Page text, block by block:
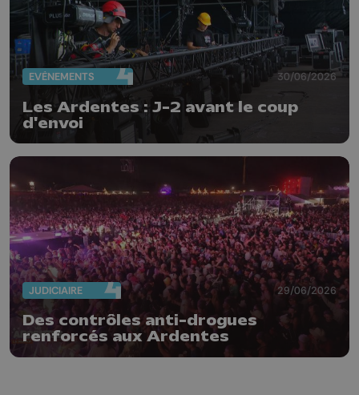
EVÈNEMENTS 30/06/2026
Les Ardentes : J-2 avant le coup
d'envoi
JUDICIAIRE 29/06/2026
Des contrôles anti-drogues
renforcés aux Ardentes